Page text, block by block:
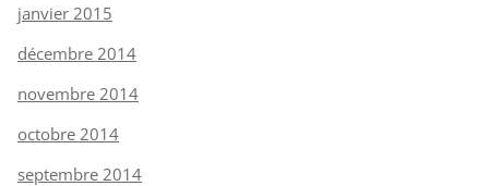
janvier 2015
décembre 2014
novembre 2014
octobre 2014
septembre 2014